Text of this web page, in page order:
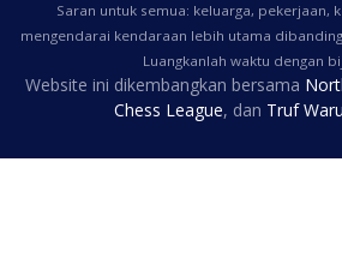
Saran untuk semua: keluarga, pekerjaan,
mengendarai kendaraan lebih utama
Luangkanlah waktu dengan
Website ini dikembangkan bersama
Chess League, dan Truf